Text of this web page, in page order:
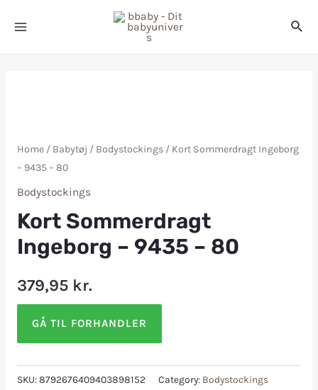
Home/ Babytøj / Bodystockings/ Kort Sommerdragt Ingeborg
– 9435 – 80
Bodystockings
Kort Sommerdragt
Ingeborg – 9435 – 80
379,95 kr.
GÅ TIL FORHANDLER
SKU:8792676409403898152 Category: Bodystockings